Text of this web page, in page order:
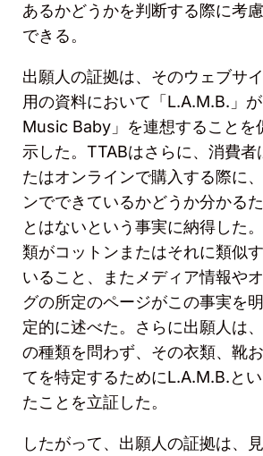
あるかどうかを判断する際に考
できる。
出願人の証拠は、そのウェブサ
用の資料において「 L.A.M.B. 」
Music Baby 」を連想することを
示した。 TTABはさらに、消費者
たはオンラインで購入する際に
ンでできているかどうか分かる
とはないという事実に納得した。
類がコットンまたはそれに類似
いること、またメディア情報や
グの所定のページがこの事実を
定的に述べた。さらに出願人は
の種類を問わず、その衣類、靴
てを特定するためにL.A.M.B.と
たことを立証した。
したがって、 出願人の証拠は、